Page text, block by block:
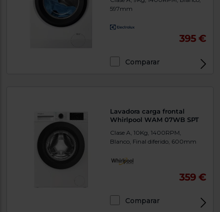
597mm
395 €
Comparar
Lavadora carga frontal
Whirlpool WAM 07WB SPT
Clase A, 10Kg, 1400RPM,
Blanco, Final diferido, 600mm
359 €
Comparar